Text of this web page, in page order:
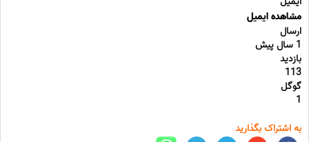
مشاهده ایمیل
ارسال
1 سال پیش
بازدید
113
گوگل
1
به اشتراک بگذارید